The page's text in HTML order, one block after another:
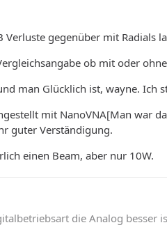
Verluste gegenüber mit Radials
ob mit oder
man Glücklich ist, wayne. Ich
mit NanoVNA[Man war
guter Verständigung.
einen Beam, aber nur 10W.
die Analog besser